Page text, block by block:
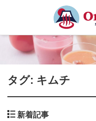
タグ: キムチ
新着記事